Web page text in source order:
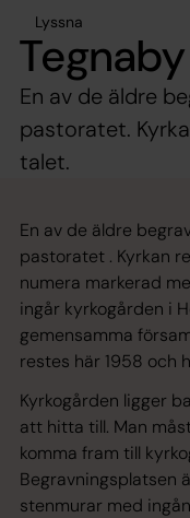
Lyssna
En av de äldre
pastoratet.
talet.
En av de äldre
pastoratet . Kyrkan
numera markerad
ingår kyrkogården i
gemensamma
restes här 1958 och
Kyrkogården ligger
att hitta till. Man
komma fram till
Begravningsplatsen
stenmurar med